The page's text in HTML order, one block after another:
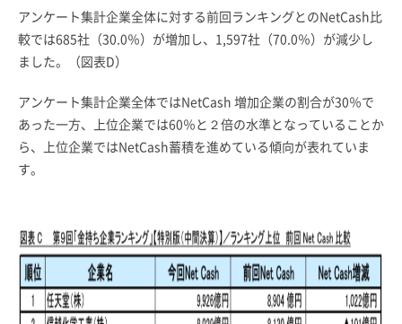
アンケート集計企業全体に対する前回ランキングとのNetCash比
較では685社（30.0％）が増加し、1,597社（70.0％）が減少し
ました。（図表D）
アンケート集計企業全体ではNetCash 増加企業の割合が30％で
あった一方、上位企業では60％と２倍の水準となっていることか
ら、上位企業ではNetCash蓄積を進めている傾向が表れていま
す。